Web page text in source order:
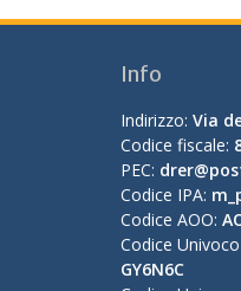
Info
Indirizzo: Via
Codice fiscale:
PEC:
Codice IPA:
Codice AOO:
Codice
GY6N6C